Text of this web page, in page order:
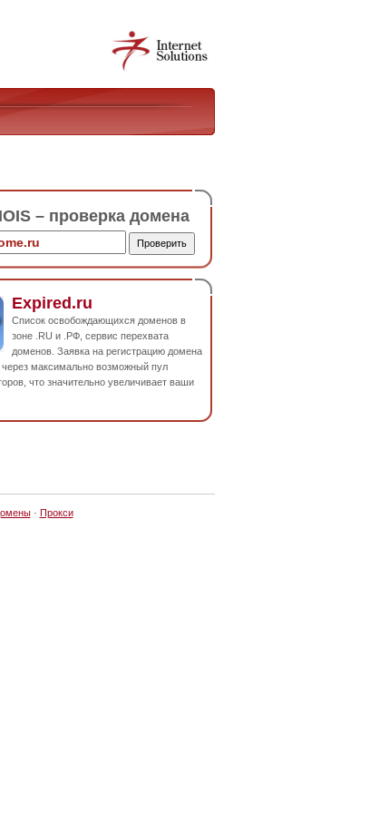
– проверка домена
Expired.ru
Список освобождающихся доменов в
зоне .RU и .РФ, сервис перехвата
доменов. Заявка на регистрацию домена
через максимально возможный пул
что значительно увеличивает ваши
· Прокси